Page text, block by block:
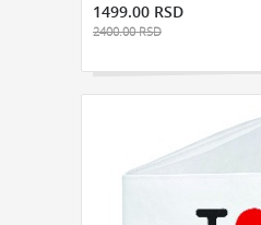
1499.00 RSD
2400.00 RSD